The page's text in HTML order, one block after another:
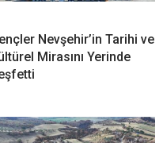
Nevşehir’in Tarihi ve
Mirasını Yerinde